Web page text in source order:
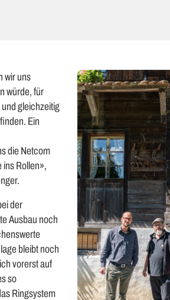
wir uns
würde, für
gleichzeitig
Ein
die Netcom
ins Rollen»,
der
Ausbau noch
bleibt noch
vorerst auf
so
Ringsystem